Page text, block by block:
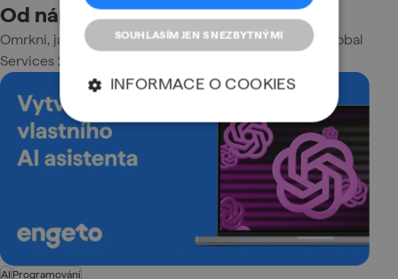
Od nápadu k demu
Omrkni, jak probíhal HACKATHON ENGETO & KBC Global
Services 2026!
AI Programování
SOUHLASÍM JEN S NEZBYTNÝMI
INFORMACE O COOKIES